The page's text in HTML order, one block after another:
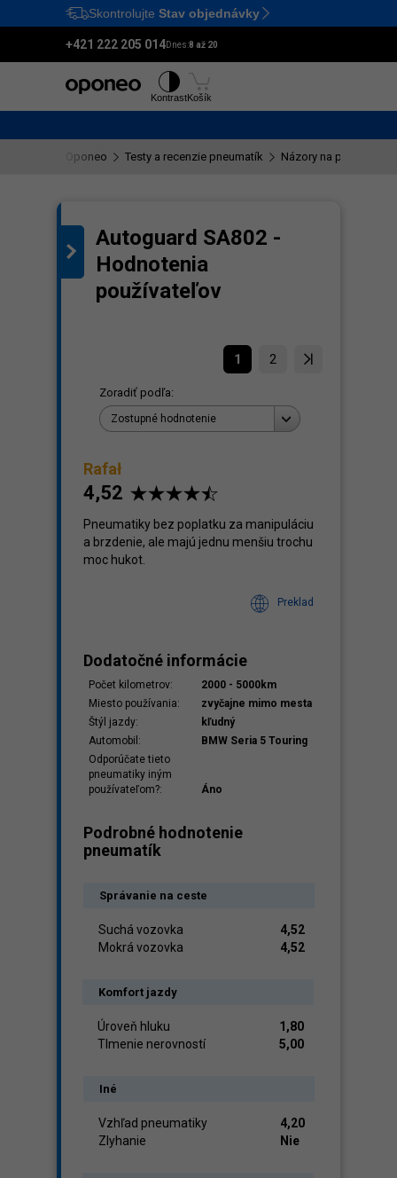
Ctrl M
Skontrolujte Stav objednávky
+421 222 205 014Dnes:8 až 20
KontrastKošík
Oponeo Testy a recenzie pneumatík Názory na
Autoguard SA802 -
Hodnotenia
používateľov
1 2
Zoradiť podľa:
Zostupné hodnotenie
Rafał
4,52
Pneumatiky bez poplatku za manipuláciu
a brzdenie, ale majú jednu menšiu trochu
moc hukot.
Preklad
Dodatočné informácie
Počet kilometrov:
2000 - 5000km
Miesto používania:
zvyčajne mimo mesta
Štýl jazdy:
kľudný
Automobil:
BMW Seria 5 Touring
Odporúčate tieto
pneumatiky iným
používateľom?:
Áno
Podrobné hodnotenie
pneumatík
Správanie na ceste
Suchá vozovka
4,52
Mokrá vozovka
4,52
Komfort jazdy
Úroveň hluku
1,80
Tlmenie nerovností
5,00
Iné
Vzhľad pneumatiky
4,20
Zlyhanie
Nie